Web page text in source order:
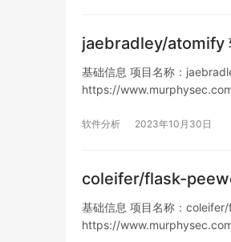
jaebradley/atomify
基础信息 项目名称：
https://
软件分析 2023年10月30日
coleifer/flask-
基础信息 项目名称：
https://